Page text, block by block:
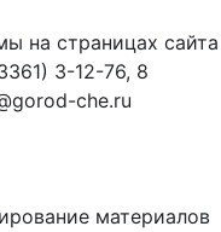
на страницах сайта
3-12-76, 8
che.ru
материалов